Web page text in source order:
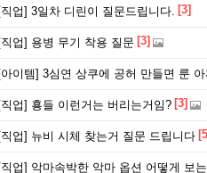
[직업] 3일차 디린이 질문드립니다. [3]
[직업] 용병 무기 착용 질문 [3]
[아이템] 3심연 상쿠에 공허 만들면 룬
[직업] 횽들 이런거는 버리는거임? [3]
[직업] 뉴비 시체 찾는거 질문 드립니다
[직업] 악마속박한 악마 옵션 어떻게 보